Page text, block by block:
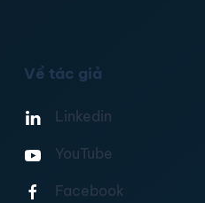
Về tác giả
Linkedin
YouTube
Facebook